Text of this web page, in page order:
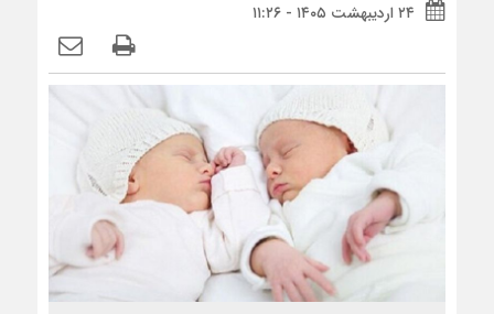
۲۴ اردیبهشت ۱۴۰۵ - ۱۱:۲۶